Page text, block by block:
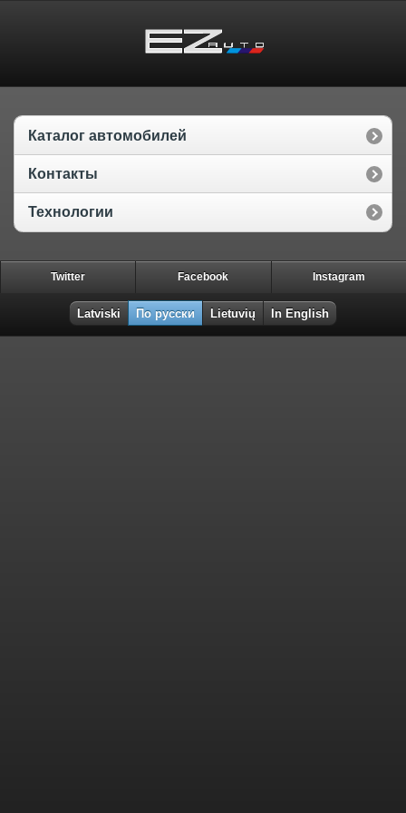
Каталог автомобилей
Контакты
Технологии
Twitter Facebook Instagram
Latviski По русски Lietuvių In English